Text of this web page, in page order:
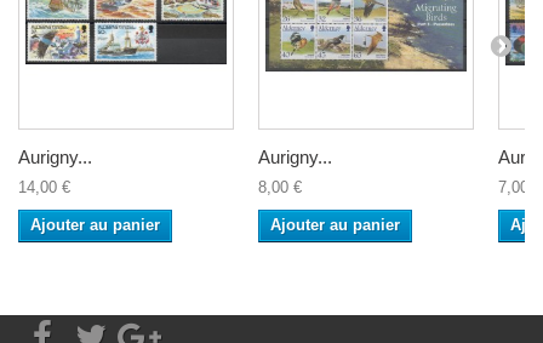
Aurigny...
14,00 €
Ajouter au panier
Aurigny...
8,00 €
Ajouter au panier
7,00 €